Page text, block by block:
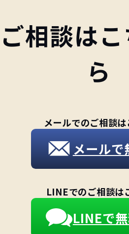
ご相談は
ら
メールでのご相談は
メールで
LINEでのご相談は
LINEで